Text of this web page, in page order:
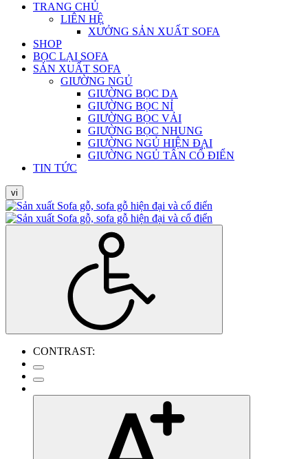
TRANG CHỦ
LIÊN HỆ
XƯỞNG SẢN XUẤT SOFA
SHOP
BỌC LẠI SOFA
SẢN XUẤT SOFA
GIƯỜNG NGỦ
GIƯỜNG BỌC DA
GIƯỜNG BỌC NỈ
GIƯỜNG BỌC VẢI
GIƯỜNG BỌC NHUNG
GIƯỜNG NGỦ HIỆN ĐẠI
GIƯỜNG NGỦ TÂN CỔ ĐIỂN
TIN TỨC
vi
CONTRAST: